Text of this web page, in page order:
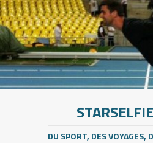
DU SPORT, DES VOYAGES,